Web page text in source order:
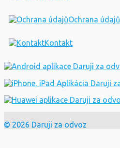
Ochrana údajů
Kontakt
© 2026 Daruji za odvoz